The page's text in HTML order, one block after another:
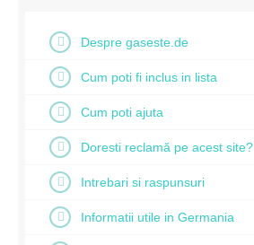
Despre gaseste.de
Cum poti fi inclus in lista
Cum poti ajuta
Doresti reclamă pe acest site?
Intrebari si raspunsuri
Informatii utile in Germania